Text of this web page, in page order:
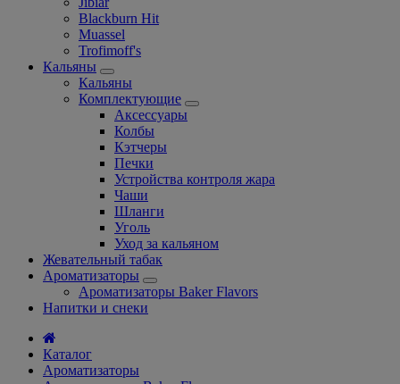
Blackburn Hit
Muassel
Trofimoff's
Кальяны
Кальяны
Комплектующие
Аксессуары
Колбы
Кэтчеры
Печки
Устройства контроля жара
Чаши
Шланги
Уголь
Уход за кальяном
Жевательный табак
Ароматизаторы
Ароматизаторы Baker Flavors
Напитки и снеки
Каталог
Ароматизаторы